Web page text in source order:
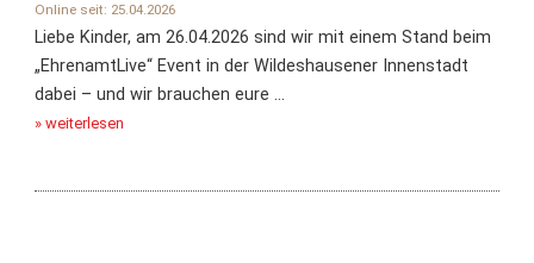
Online seit: 25.04.2026
Liebe Kinder, am 26.04.2026 sind wir mit einem Stand beim
„EhrenamtLive“ Event in der Wildeshausener Innenstadt
dabei – und wir brauchen eure ...
» weiterlesen